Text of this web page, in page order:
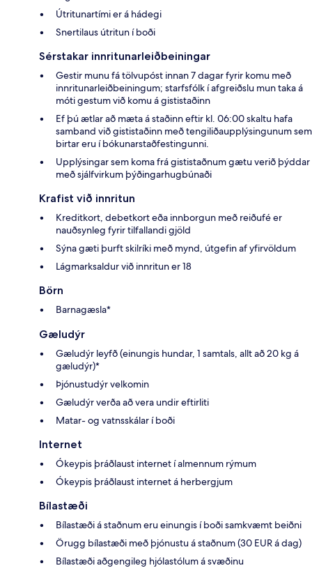
Útritunartími er á hádegi
Snertilaus útritun í boði
Sérstakar innritunarleiðbeiningar
Gestir munu fá tölvupóst innan 7 dagar fyrir komu með
innritunarleiðbeiningum; starfsfólk í afgreiðslu mun taka á
móti gestum við komu á gististaðinn
Ef þú ætlar að mæta á staðinn eftir kl. 06:00 skaltu hafa
samband við gististaðinn með tengiliðaupplýsingunum sem
birtar eru í bókunarstaðfestingunni.
Upplýsingar sem koma frá gististaðnum gætu verið þýddar
með sjálfvirkum þýðingarhugbúnaði
Krafist við innritun
Kreditkort, debetkort eða innborgun með reiðufé er
nauðsynleg fyrir tilfallandi gjöld
Sýna gæti þurft skilríki með mynd, útgefin af yfirvöldum
Lágmarksaldur við innritun er 18
Börn
Barnagæsla*
Gæludýr
Gæludýr leyfð (einungis hundar, 1 samtals, allt að 20 kg á
gæludýr)*
Þjónustudýr velkomin
Gæludýr verða að vera undir eftirliti
Matar- og vatnsskálar í boði
Internet
Ókeypis þráðlaust internet í almennum rýmum
Ókeypis þráðlaust internet á herbergjum
Bílastæði
Bílastæði á staðnum eru einungis í boði samkvæmt beiðni
Örugg bílastæði með þjónustu á staðnum (30 EUR á dag)
Bílastæði aðgengileg hjólastólum á svæðinu